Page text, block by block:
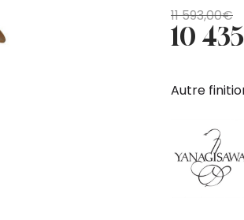
11 593,00€
Le
prix
11
10
Le
prix
10
Autre